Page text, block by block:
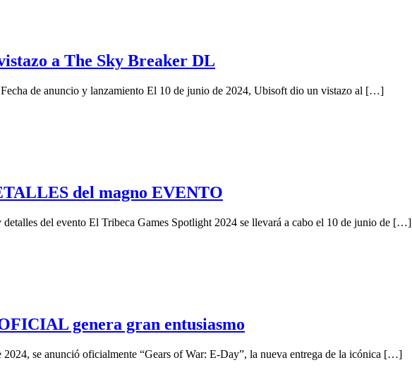
a The Sky Breaker DL
de anuncio y lanzamiento El 10 de junio de 2024, Ubisoft dio un vistazo al […]
del magno EVENTO
del evento El Tribeca Games Spotlight 2024 se llevará a cabo el 10 de junio de […]
genera gran entusiasmo
se anunció oficialmente “Gears of War: E-Day”, la nueva entrega de la icónica […]